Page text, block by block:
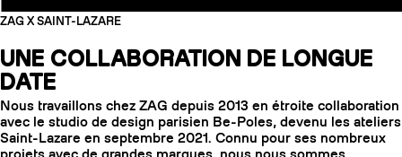
COUTEAUX
ZAG X SAINT-LAZARE
UNE COLLABORATION DE LONGUE
DATE
Nous travaillons chez ZAG depuis 2013 en étroite collaboration
avec le studio de design parisien Be-Poles, devenu les ateliers
Saint-Lazare en septembre 2021. Connu pour ses nombreux